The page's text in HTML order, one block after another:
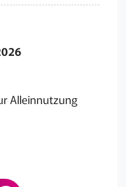
Alleinnutzung